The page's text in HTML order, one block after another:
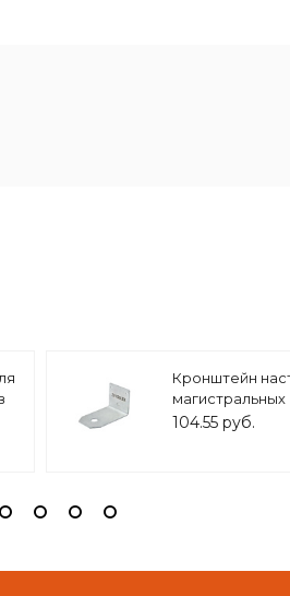
Кронштейн
10 SL,
104.55 руб.